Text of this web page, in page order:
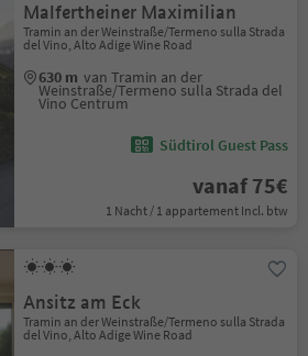
Malfertheiner Maximilian
Tramin an der Weinstraße/Termeno sulla Strada
del Vino, Alto Adige Wine Road
630 m van Tramin an der
Weinstraße/Termeno sulla Strada del
Vino Centrum
Südtirol Guest Pass
vanaf 75€
1 Nacht / 1 appartement Incl. btw
Ansitz am Eck
Tramin an der Weinstraße/Termeno sulla Strada
del Vino, Alto Adige Wine Road